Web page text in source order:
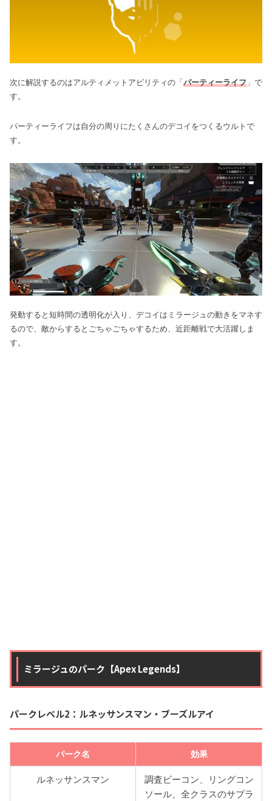
次に解説するのはアルティメットアビリティの「パーティーライフ 」で
す。
パーティーライフは自分の周りにたくさんのデコイをつくるウルトで
す。
発動すると短時間の透明化が入り、デコイはミラージュの動きをマネす
るので、敵からするとごちゃごちゃするため、近距離戦で大活躍しま
す。
ミラージュのパーク【Apex Legends】
パークレベル2：ルネッサンスマン・ブーズルアイ
パーク名 効果
ルネッサンスマン
調査ビーコン、リングコン
ソール、全クラスのサプラ